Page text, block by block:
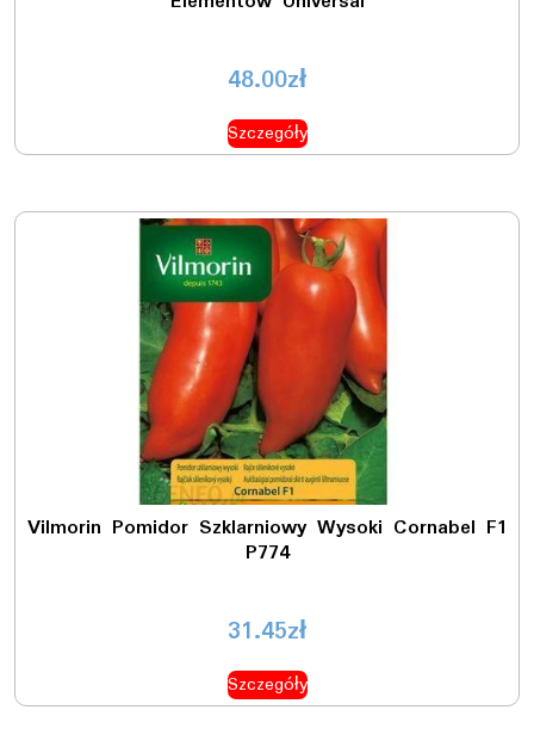
48.00zł
Szczegóły
Vilmorin Pomidor Szklarniowy Wysoki Cornabel F1
P774
31.45zł
Szczegóły